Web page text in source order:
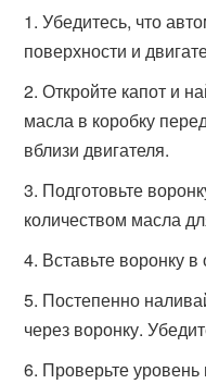
Убедитесь, что
поверхности и
Откройте капот и
масла в коробку
вблизи двигателя.
Подготовьте
количеством масла
Вставьте воронку
Постепенно
через воронку.
Проверьте